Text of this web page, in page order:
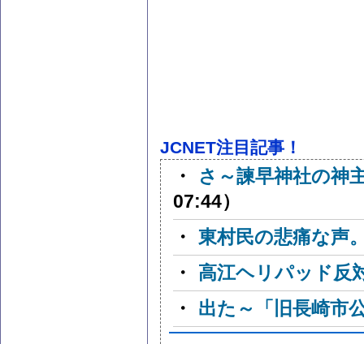
JCNET注目記事！
・
さ～諫早神社の神
07:44）
・
東村民の悲痛な声
・
高江ヘリパッド反
・
出た～「旧長崎市